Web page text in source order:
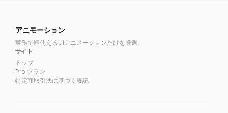
アニモーション
実務で即使えるUIアニメーションだけを厳選。
サイト
トップ
Pro プラン
特定商取引法に基づく表記